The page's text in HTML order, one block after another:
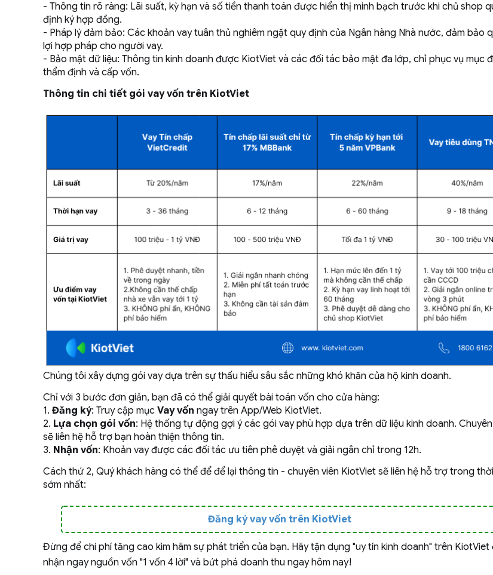
- Thông tin rõ ràng: Lãi suất, kỳ hạn và số tiền thanh toán được hiển thị minh bạch trước khi chủ shop
định ký hợp đồng.
- Pháp lý đảm bảo: Các khoản vay tuân thủ nghiêm ngặt quy định của Ngân hàng Nhà nước, đảm bảo
lợi hợp pháp cho người vay.
- Bảo mật dữ liệu: Thông tin kinh doanh được KiotViet và các đối tác bảo mật đa lớp, chỉ phục vụ mục
thẩm định và cấp vốn.
Thông tin chi tiết gói vay vốn trên KiotViet
Chúng tôi xây dựng gói vay dựa trên sự thấu hiểu sâu sắc những khó khăn của hộ kinh doanh.
Chỉ với 3 bước đơn giản, bạn đã có thể giải quyết bài toán vốn cho cửa hàng:
1. Đăng ký: Truy cập mục Vay vốn ngay trên App/Web KiotViet.
2. Lựa chọn gói vốn: Hệ thống tự động gợi ý các gói vay phù hợp dựa trên dữ liệu kinh doanh.
sẽ liên hệ hỗ trợ bạn hoàn thiện thông tin.
3. Nhận vốn: Khoản vay được các đối tác ưu tiên phê duyệt và giải ngân chỉ trong 12h.
Cách thứ 2, Quý khách hàng có thể để để lại thông tin - chuyên viên KiotViet sẽ liên hệ hỗ trợ trong
sớm nhất:
Đăng ký vay vốn trên KiotViet
Đừng để chi phí tăng cao kìm hãm sự phát triển của bạn. Hãy tận dụng "uy tín kinh doanh" trên KiotViet
nhận ngay nguồn vốn "1 vốn 4 lời" và bứt phá doanh thu ngay hôm nay!